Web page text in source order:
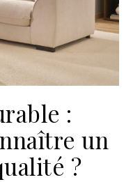
:
un
?